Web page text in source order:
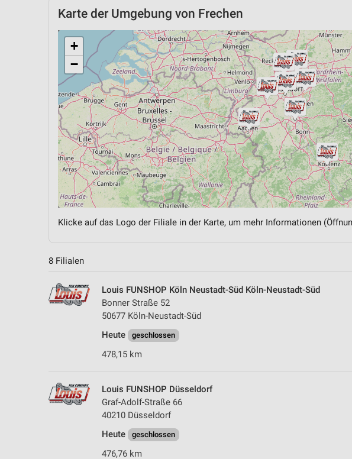
Karte der Umgebung von Frechen
+
−
Klicke auf das Logo der Filiale in der Karte, um mehr Informationen
8 Filialen
Louis FUNSHOP Köln Neustadt-Süd Köln-Neustadt-Süd
Bonner Straße 52
50677 Köln-Neustadt-Süd
Heute
geschlossen
478,15 km
Louis FUNSHOP Düsseldorf
Graf-Adolf-Straße 66
40210 Düsseldorf
Heute
geschlossen
476,76 km